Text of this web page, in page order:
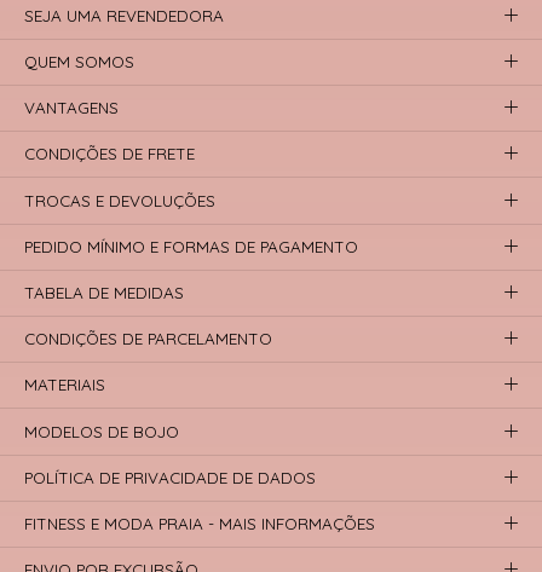
SEJA UMA REVENDEDORA
QUEM SOMOS
VANTAGENS
CONDIÇÕES DE FRETE
TROCAS E DEVOLUÇÕES
PEDIDO MÍNIMO E FORMAS DE PAGAMENTO
TABELA DE MEDIDAS
CONDIÇÕES DE PARCELAMENTO
MATERIAIS
MODELOS DE BOJO
POLÍTICA DE PRIVACIDADE DE DADOS
FITNESS E MODA PRAIA - MAIS INFORMAÇÕES